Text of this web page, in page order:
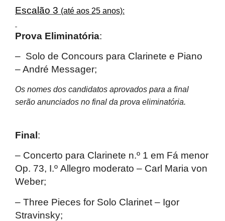
Escalão 3 (até aos 25 anos):
Prova Eliminatória:
– Solo de Concours para Clarinete e Piano
– André Messager;
Os nomes dos candidatos aprovados para a final
serão anunciados no final da prova eliminatória.
Final :
– Concerto para Clarinete n.º 1 em Fá menor
Op. 73, I.º Allegro moderato – Carl Maria von
Weber;
– Three Pieces for Solo Clarinet – Igor
Stravinsky;